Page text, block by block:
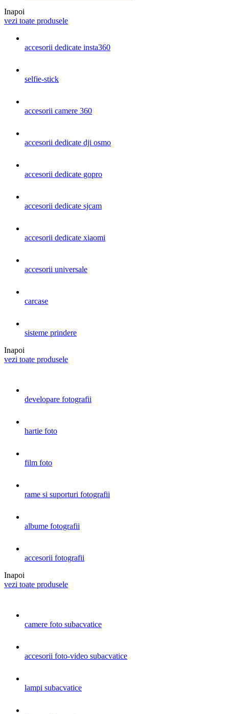
Inapoi
vezi toate produsele
accesorii dedicate insta360
selfie-stick
accesorii camere 360
accesorii dedicate dji osmo
accesorii dedicate gopro
accesorii dedicate sjcam
accesorii dedicate xiaomi
accesorii universale
carcase
sisteme prindere
Inapoi
vezi toate produsele
developare fotografii
hartie foto
film foto
rame si suporturi fotografii
albume fotografii
accesorii fotografii
Inapoi
vezi toate produsele
camere foto subacvatice
accesorii foto-video subacvatice
lampi subacvatice